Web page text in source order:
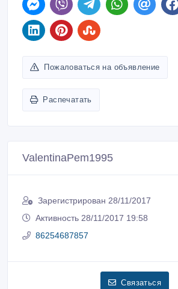
Пожаловаться на объявление
Распечатать
ValentinaPem1995
Зарегистрирован 28/11/2017
Активность 28/11/2017 19:58
86254687857
Связаться